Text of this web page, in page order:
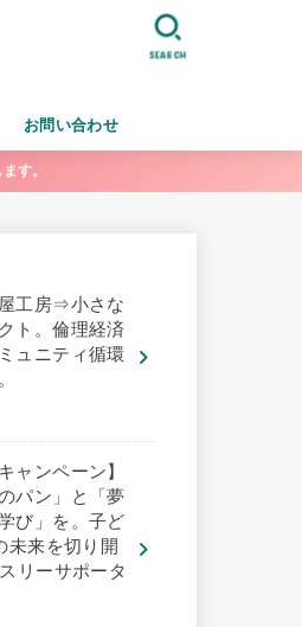
お問い合わせ
SEARCH
す。
工房⇒小さな
ト。倫理経済
ュニティ循環
ャンペーン】
パン」と「夢
び」を。子ど
未来を切り開
リーサポータ